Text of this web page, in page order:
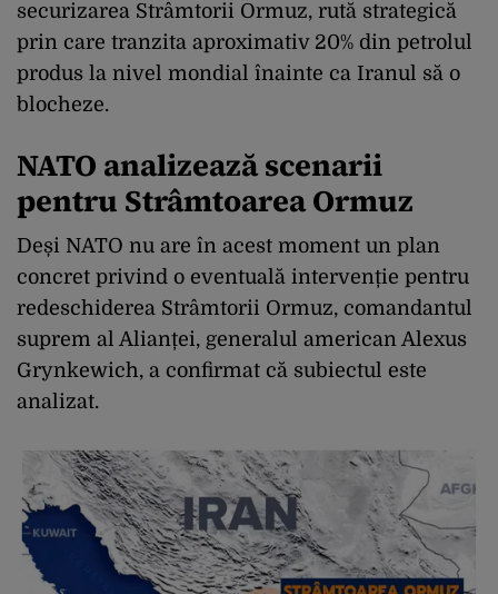
securizarea Strâmtorii Ormuz, rută strategică
prin care tranzita aproximativ 20% din petrolul
produs la nivel mondial înainte ca Iranul să o
blocheze.
NATO analizează scenarii
pentru Strâmtoarea Ormuz
Deși NATO nu are în acest moment un plan
concret privind o eventuală intervenție pentru
redeschiderea Strâmtorii Ormuz, comandantul
suprem al Alianței, generalul american Alexus
Grynkewich, a confirmat că subiectul este
analizat.